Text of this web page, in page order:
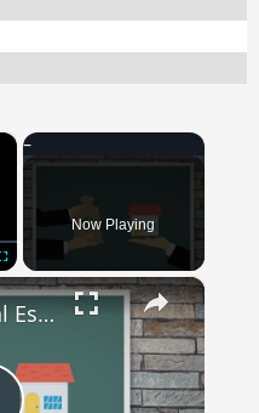
×
Fullscreen
Now Playing
×
Leveraging Real Estate as an Investment Opportunity